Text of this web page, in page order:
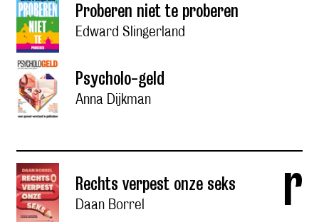
Proberen niet te proberen
Edward Slingerland
Psycholo-geld
Anna Dijkman
r
Rechts verpest onze seks
Daan Borrel